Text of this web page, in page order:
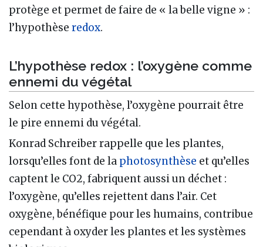
protège et permet de faire de « la belle vigne » :
l’hypothèse redox.
L’hypothèse redox : l’oxygène comme
ennemi du végétal
Selon cette hypothèse, l’oxygène pourrait être
le pire ennemi du végétal.
Konrad Schreiber rappelle que les plantes,
lorsqu’elles font de la photosynthèse et qu’elles
captent le CO2, fabriquent aussi un déchet :
l’oxygène, qu’elles rejettent dans l’air. Cet
oxygène, bénéfique pour les humains, contribue
cependant à oxyder les plantes et les systèmes